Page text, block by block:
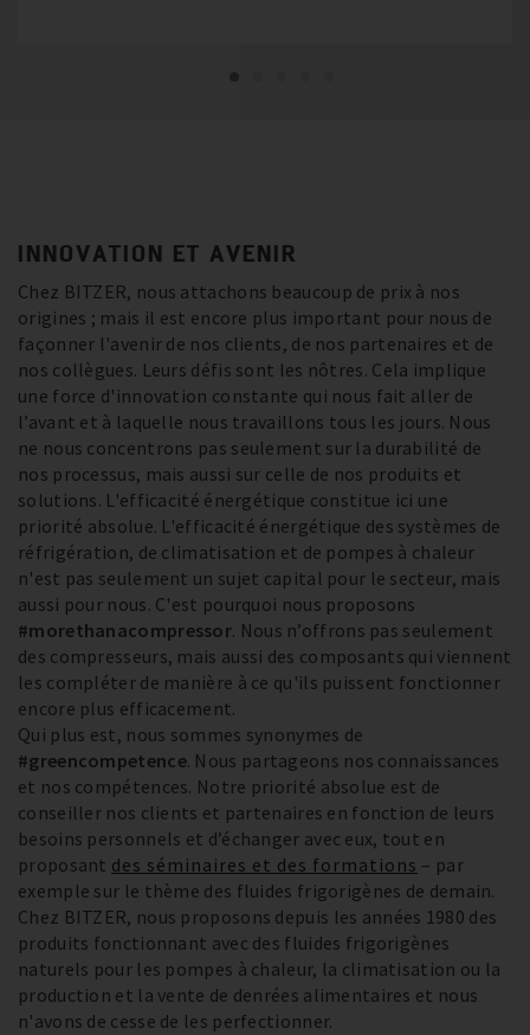
INNOVATION ET AVENIR
Chez BITZER, nous attachons beaucoup de prix à nos
origines ; mais il est encore plus important pour nous de
façonner l'avenir de nos clients, de nos partenaires et de
nos collègues. Leurs défis sont les nôtres. Cela implique
une force d'innovation constante qui nous fait aller de
l’avant et à laquelle nous travaillons tous les jours. Nous
ne nous concentrons pas seulement sur la durabilité de
nos processus, mais aussi sur celle de nos produits et
solutions. L'efficacité énergétique constitue ici une
priorité absolue. L'efficacité énergétique des systèmes de
réfrigération, de climatisation et de pompes à chaleur
n'est pas seulement un sujet capital pour le secteur, mais
aussi pour nous. C'est pourquoi nous proposons
#morethanacompressor. Nous n’offrons pas seulement
des compresseurs, mais aussi des composants qui viennent
les compléter de manière à ce qu'ils puissent fonctionner
encore plus efficacement.
Qui plus est, nous sommes synonymes de
#greencompetence. Nous partageons nos connaissances
et nos compétences. Notre priorité absolue est de
conseiller nos clients et partenaires en fonction de leurs
besoins personnels et d’échanger avec eux, tout en
proposant des séminaires et des formations – par
exemple sur le thème des fluides frigorigènes de demain.
Chez BITZER, nous proposons depuis les années 1980 des
produits fonctionnant avec des fluides frigorigènes
naturels pour les pompes à chaleur, la climatisation ou la
production et la vente de denrées alimentaires et nous
n'avons de cesse de les perfectionner.